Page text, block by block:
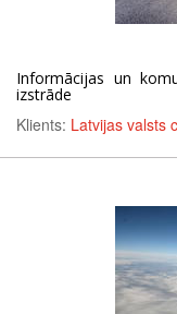
Informācijas un
izstrāde
Klients: Latvijas valsts